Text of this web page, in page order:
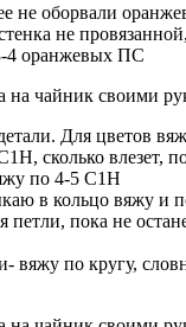
не оборвали
не
4 оранжевых ПС
Для цветов
сколько влезет,
по 4-5 С1Н
в кольцо вяжу и
петли, пока не
по кругу,